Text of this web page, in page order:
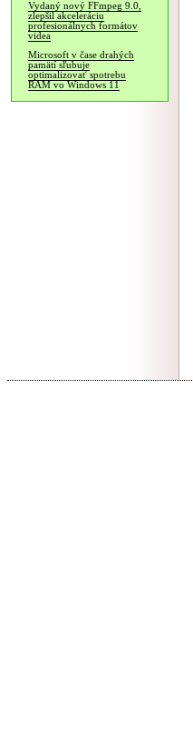
Vydaný nový FFmpeg 9.0,
zlepšil akceleráciu
profesionálnych formátov
videa
Microsoft v čase drahých
pamätí sľubuje
optimalizovať spotrebu
RAM vo Windows 11